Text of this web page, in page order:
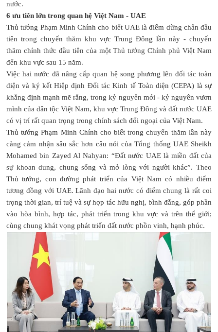
nước.
6 ưu tiên lớn trong quan hệ Việt Nam - UAE
Thủ tướng Phạm Minh Chính cho biết UAE là điểm dừng chân đầu
tiên trong chuyến thăm khu vực Trung Đông lần này - chuyến
thăm chính thức đầu tiên của một Thủ tướng Chính phủ Việt Nam
đến khu vực sau 15 năm.
Việc hai nước đã nâng cấp quan hệ song phương lên đối tác toàn
diện và ký kết Hiệp định Đối tác Kinh tế Toàn diện (CEPA) là sự
khẳng định mạnh mẽ rằng, trong kỷ nguyên mới - kỷ nguyên vươn
mình của dân tộc Việt Nam, khu vực Trung Đông và đất nước UAE
có vị trí rất quan trọng trong chính sách đối ngoại của Việt Nam.
Thủ tướng Phạm Minh Chính cho biết trong chuyến thăm lần này
càng cảm nhận sâu sắc hơn câu nói của Tổng thống UAE Sheikh
Mohamed bin Zayed Al Nahyan: “Đất nước UAE là miền đất của
sự khoan dung, chung sống và mở lòng với người khác”. Theo
Thủ tướng, con đường phát triển của Việt Nam có nhiều điểm
tương đồng với UAE. Lãnh đạo hai nước có điểm chung là rất coi
trọng thời gian, trí tuệ và sự hợp tác hữu nghị, bình đẳng, góp phần
vào hòa bình, hợp tác, phát triển trong khu vực và trên thế giới;
cùng chung khát vọng phát triển đất nước phồn vinh, hạnh phúc.